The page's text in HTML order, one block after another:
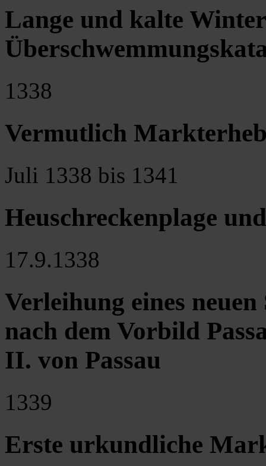
Lange und kalte
1338
Vermutlich
Juli 1338 bis 1341
Heuschreckenplage
17.9.1338
Verleihung eines
nach dem Vorbild
II. von Passau
1339
Erste urkundliche